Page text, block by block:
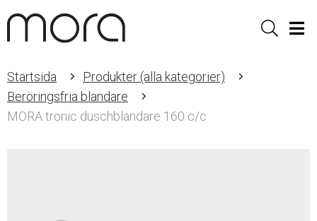
Sök
Startsida
Produkter (alla kategorier)
Beröringsfria blandare
MORA tronic duschblandare 160 c/c